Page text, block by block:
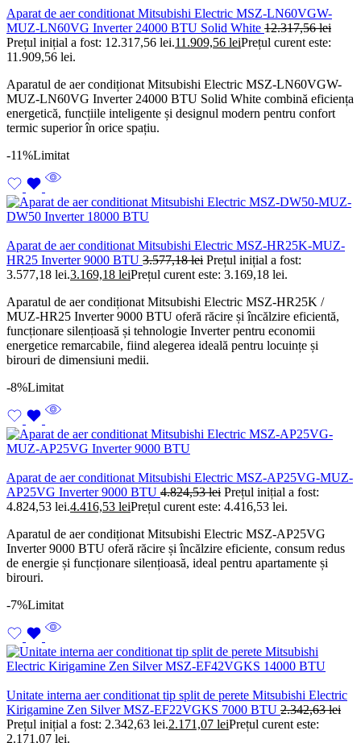
Aparat de aer conditionat Mitsubishi Electric MSZ-LN60VGW-
MUZ-LN60VG Inverter 24000 BTU Solid White 12.317,56lei
Prețul inițial a fost: 12.317,56 lei.11.909,56 leiPrețul curent este:
11.909,56 lei.
Aparatul de aer condiționat Mitsubishi Electric MSZ-LN60VGW-
MUZ-LN60VG Inverter 24000 BTU Solid White combină eficiența
energetică, funcțiile inteligente și designul modern pentru confort
termic superior în orice spațiu.
-11%Limitat
Aparat de aer conditionat Mitsubishi Electric MSZ-HR25K-MUZ-
HR25 Inverter 9000 BTU 3.577,18lei Prețul inițial a fost:
3.577,18 lei.3.169,18 leiPrețul curent este: 3.169,18 lei.
Aparatul de aer condiționat Mitsubishi Electric MSZ-HR25K /
MUZ-HR25 Inverter 9000 BTU oferă răcire și încălzire eficientă,
funcționare silențioasă și tehnologie Inverter pentru economii
energetice remarcabile, fiind alegerea ideală pentru locuințe și
birouri de dimensiuni medii.
-8%Limitat
Aparat de aer conditionat Mitsubishi Electric MSZ-AP25VG-MUZ-
AP25VG Inverter 9000 BTU 4.824,53lei Prețul inițial a fost:
4.824,53 lei.4.416,53 leiPrețul curent este: 4.416,53 lei.
Aparatul de aer condiționat Mitsubishi Electric MSZ-AP25VG
Inverter 9000 BTU oferă răcire și încălzire eficiente, consum redus
de energie și funcționare silențioasă, ideal pentru apartamente și
birouri.
-7%Limitat
Unitate interna aer conditionat tip split de perete Mitsubishi Electric
Kirigamine Zen Silver MSZ-EF22VGKS 7000 BTU 2.342,63lei
Prețul inițial a fost: 2.342,63 lei.2.171,07 leiPrețul curent este:
2.171,07 lei.